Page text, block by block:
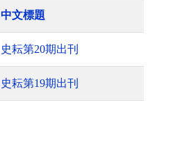
中文標題
史耘第20期出刊
史耘第19期出刊